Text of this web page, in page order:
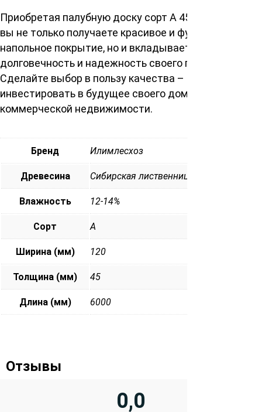
Приобретая палубную доску сорт А 45х120х6000мм,
вы не только получаете красивое и функциональное
напольное покрытие, но и вкладываете в
долговечность и надежность своего пространства.
Сделайте выбор в пользу качества – – это значит
инвестировать в будущее своего дома или
коммерческой недвижимости.
Бренд Илимлесхоз
Древесина Сибирская лиственница
Влажность 12-14%
Сорт А
Ширина (мм) 120
Толщина (мм) 45
Длина (мм) 6000
Отзывы
0,0